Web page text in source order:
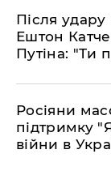
Після
Ештон
Путіна: "Ти
Росіяни
підтримку
війни в